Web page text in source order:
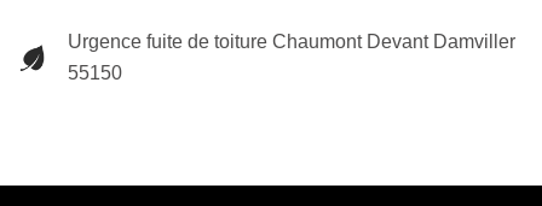
Urgence fuite de toiture Chaumont Devant Damviller
55150